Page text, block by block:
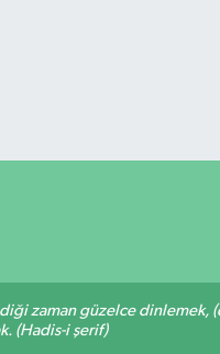
zaman güzelce dinlemek,
(Hadis-i şerif)